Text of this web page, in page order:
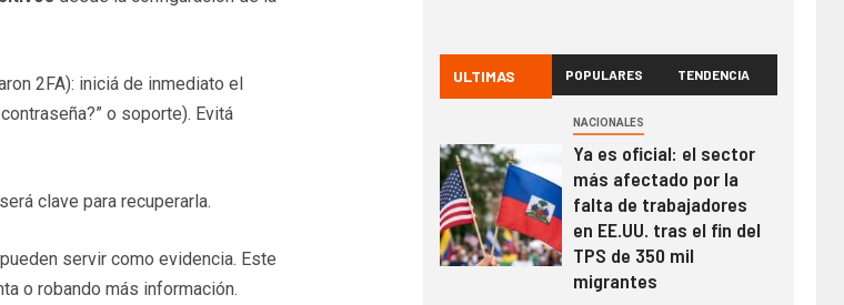
2FA): iniciá de inmediato el
o soporte). Evitá
clave para recuperarla.
servir como evidencia. Este
o robando más información.
ULTIMAS POPULARES TENDENCIA
NACIONALES
Ya es oficial: el sector
más afectado por la
falta de trabajadores
en EE.UU. tras el fin del
TPS de 350 mil
migrantes